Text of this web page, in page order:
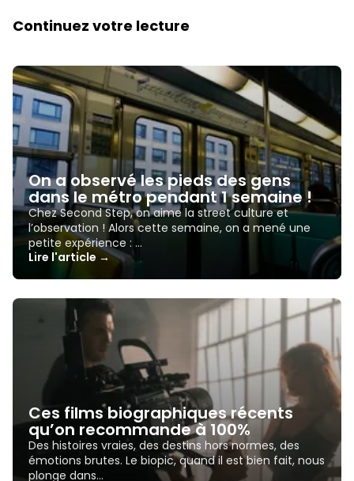
Continuez votre lecture
On a observé les pieds des gens
dans le métro pendant 1 semaine !
Chez Second Step, on aime la street culture et
l’observation ! Alors cette semaine, on a mené une
petite expérience : …
Lire l'article →
Ces films biographiques récents
qu’on recommande à 100%
Des histoires vraies, des destins hors normes, des
émotions brutes. Le biopic, quand il est bien fait, nous
plonge dans…